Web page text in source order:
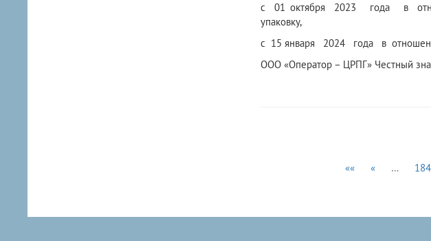
с 01 октября 2023 года в
упаковку,
с 15 января 2024 года в
ООО «Оператор – ЦРПГ» Честный
«« « … 184